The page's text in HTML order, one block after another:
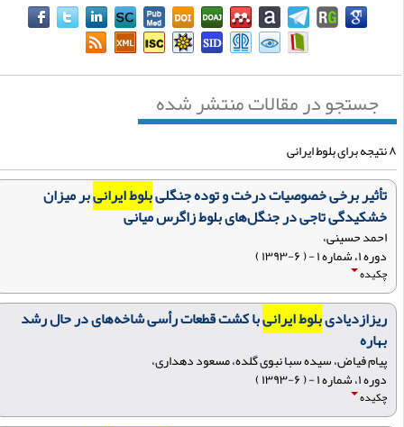
جستجو در مقالات منتشر شده
تأثیر برخی خصوصیات درخت و توده جنگلیبلوط ایرانیبر میزان
خشکیدگی تاجی در جنگل‌های بلوط زاگرس میانی
احمد حسینی،
دوره ۱، شماره ۱ - ( ۶-۱۳۹۳ )
چکیده
ریزازدیادیبلوط ایرانیبا کشت قطعات رأسی شاخه‌های در حال رشد
بهاره
پیام فیاض، سيده سبا نبوی گلده، مسعود دهداری،
دوره ۱، شماره ۱ - ( ۶-۱۳۹۳ )
چکیده